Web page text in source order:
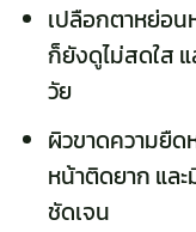
เปลือกตาหย่อ
ก็ยังดูไม่สดใส
วัย
ผิวขาดความยื
หน้าติดยาก แล
ชัดเจน